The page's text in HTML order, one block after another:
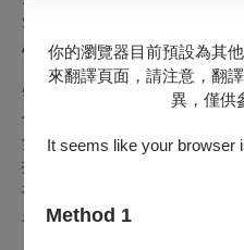
你的瀏覽器目前預設為其
來翻譯頁面，請注意，翻
異，僅供
It seems like your browser
Method 1
Screenplay & Film of Merit,
Awards
警員王國柱值班時連人帶槍失
偉則安然無恙，此後接二連三
無頭緒，決定請教退役警探陳
擁有天賦異稟的辦案能力，卻
神異常。當他揪出真兇，準備
夕。